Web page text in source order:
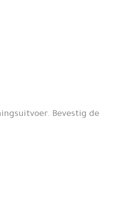
Bevestig de